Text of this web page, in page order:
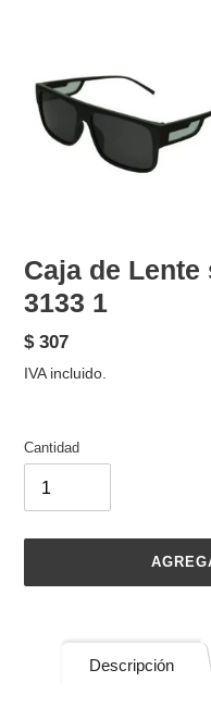
Caja de
3133 1
Precio
habitual
$ 307
IVA incluido.
Cantidad
Descripción